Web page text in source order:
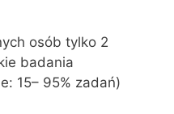
osób tylko 2
badania
15– 95% zadań)